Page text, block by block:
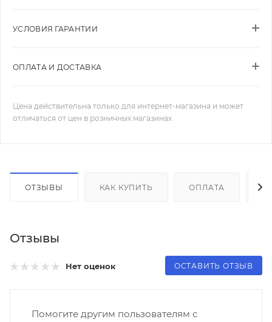
УСЛОВИЯ ГАРАНТИИ
ОПЛАТА И ДОСТАВКА
Цена действительна только для интернет-магазина и может
отличаться от цен в розничных магазинах
ОТЗЫВЫ КАК КУПИТЬ ОПЛАТА
Отзывы
Нет оценок ОСТАВИТЬ ОТЗЫВ
Помогите другим пользователям с